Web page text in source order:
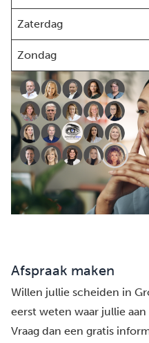
Zaterdag
Zondag
Afspraak maken
Willen jullie scheiden in
eerst weten waar jullie
Vraag dan een gratis